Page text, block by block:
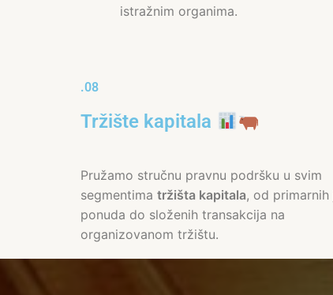
istražnim organima.
.08
Tržište kapitala
Pružamo stručnu pravnu podršku u svim
segmentima tržišta kapitala, od primarnih
ponuda do složenih transakcija na
organizovanom tržištu.